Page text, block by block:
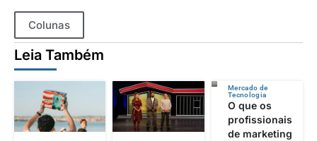
Colunas
Leia Também
Mercado de
Tecnologia
O que os
profissionais
de marketing